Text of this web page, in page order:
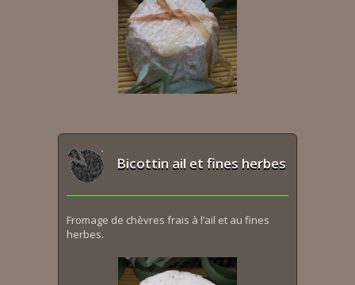
Bicottin ail et fines herbes
Fromage de chèvres frais à l’ail et au fines
herbes.